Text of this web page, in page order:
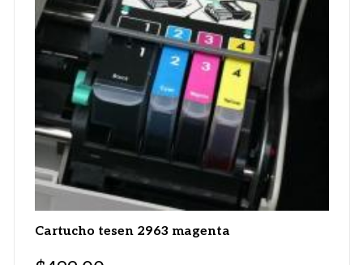
Cartucho tesen 2963 magenta